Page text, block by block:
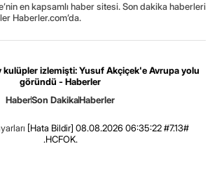
en kapsamlı haber sitesi. Son dakika haberleri
Haberler.com’da.
kulüpler izlemişti: Yusuf Akçiçek'e Avrupa yolu
göründü - Haberler
HaberSon DakikaHaberler
[Hata Bildir] 08.08.2026 06:35:22 #7.13#
.HCFOK.